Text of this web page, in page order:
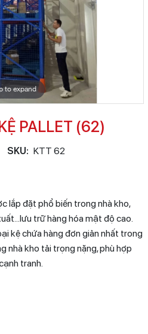
to expand
PALLET (62)
SKU: KTT 62
lắp đặt phổ biến trong nhà kho,
trữ hàng hóa mật độ cao.
kệ chứa hàng đơn giản nhất trong
nhà kho tải trọng nặng, phù hợp
tranh.